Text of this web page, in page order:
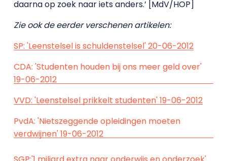
daarna op zoek naar iets anders.’ [MdV/HOP]
Zie ook de eerder verschenen artikelen:
SP: 'Leenstelsel is schuldenstelsel' 20-06-2012
CDA: 'Studenten houden bij ons meer geld over'
19-06-2012
VVD: 'Leenstelsel prikkelt studenten' 19-06-2012
PvdA: 'Nietszeggende opleidingen moeten
verdwijnen' 19-06-2012